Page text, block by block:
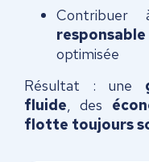
responsable
optimisée
Résultat : une
fluide , des
flotte toujours